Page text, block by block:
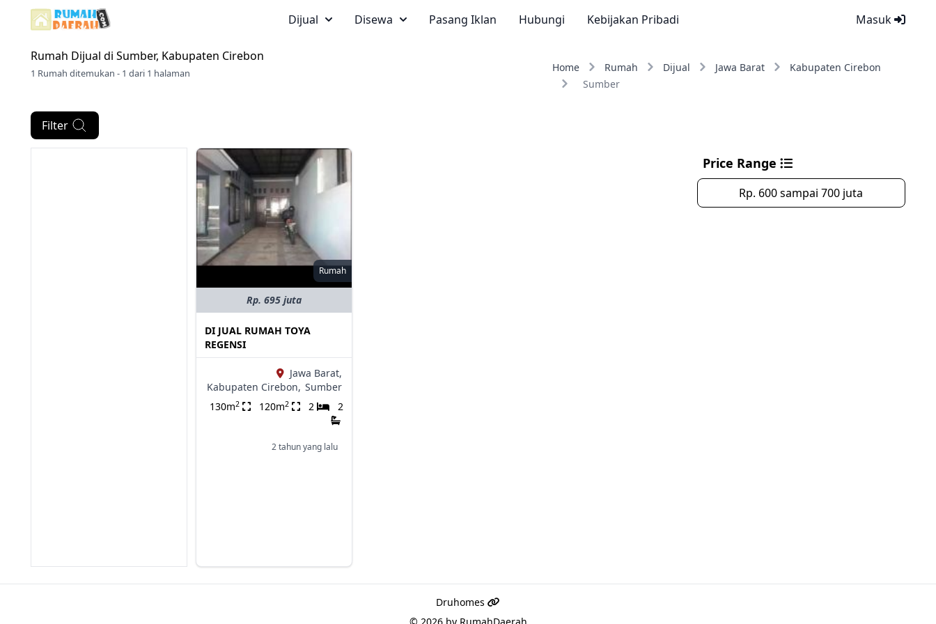
Masuk
Dijual Disewa Pasang Iklan Hubungi Kebijakan Pribadi
Rumah Dijual di Sumber, Kabupaten Cirebon
1 Rumah ditemukan - 1 dari 1 halaman Home Rumah Dijual Jawa Barat
Kabupaten Cirebon
Sumber
Filter
Rumah
Rp. 695 juta
DI JUAL RUMAH TOYA
REGENSI
Jawa Barat,
Kabupaten Cirebon, Sumber
130m2 120m2 2 2
2 tahun yang lalu
Price Range
Rp. 600 sampai 700 juta
Druhomes